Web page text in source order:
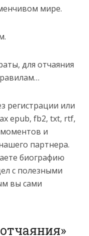
мире.
для отчаяния
регистрации или
epub, fb2, txt, rtf,
моментов и
партнера.
биографию
с полезными
вы сами